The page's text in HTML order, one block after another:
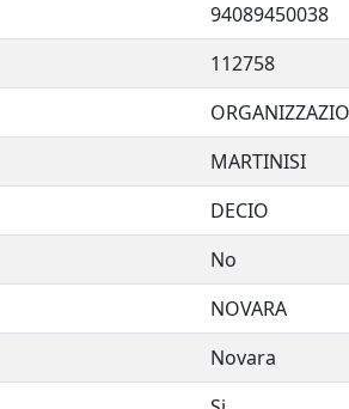
94089450038
112758
MARTINISI
DECIO
No
NOVARA
Novara